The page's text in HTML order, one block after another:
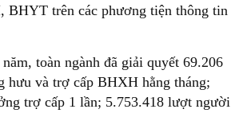
BHYT trên các phương tiện thông tin
toàn ngành đã giải quyết 69.206
hưu và trợ cấp BHXH hằng tháng;
trợ cấp 1 lần; 5.753.418 lượt người